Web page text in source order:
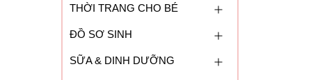
THỜI TRANG CHO BÉ
ĐỒ SƠ SINH
SỮA & DINH DƯỠNG